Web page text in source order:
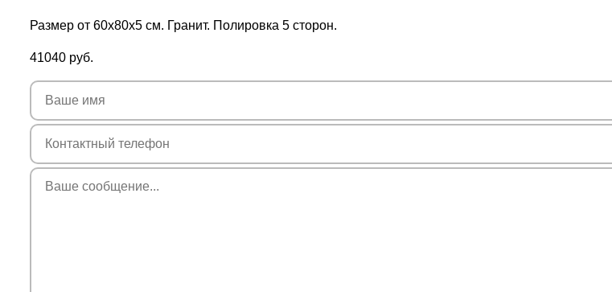
Размер от 60х80х5 см. Гранит. Полировка 5 сторон.
41040 руб.